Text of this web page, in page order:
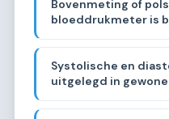
Bovenmeting of
bloeddrukmeter is
Systolische en
uitgelegd in